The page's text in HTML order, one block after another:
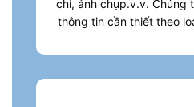
chỉ, ảnh chụp.v.v. Chúng
thông tin cần thiết theo